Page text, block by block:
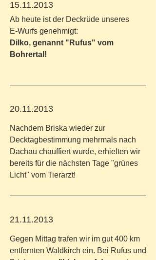
15.11.2013
Ab heute ist der Deckrüde unseres
E-Wurfs genehmigt:
Dilko, genannt "Rufus" vom
Bohrertal!
20.11.2013
Nachdem Briska wieder zur
Decktagbestimmung mehrmals nach
Dachau chauffiert wurde, erhielten wir
bereits für die nächsten Tage "grünes
Licht" vom Tierarzt!
21.11.2013
Gegen Mittag trafen wir im gut 400 km
entfernten Waldkirch ein. Bei Rufus und